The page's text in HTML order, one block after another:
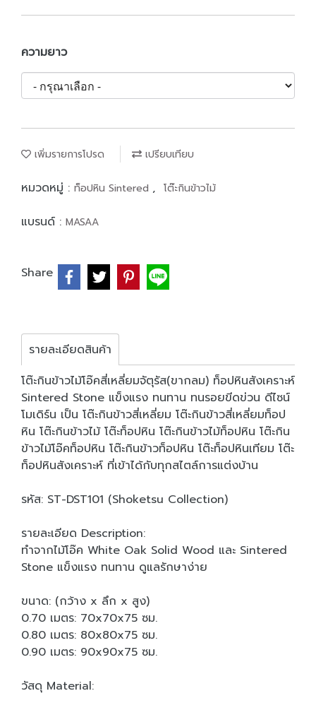
ความยาว
เพิ่มรายการโปรด เปรียบเทียบ
หมวดหมู่ : ท็อปหิน Sintered , โต๊ะกินข้าวไม้
แบรนด์ : MASAA
Share
รายละเอียดสินค้า
โต๊ะกินข้าวไม้โอ๊คสี่เหลี่ยมจัตุรัส(ขากลม) ท็อปหินสังเคราะห์
Sintered Stone แข็งแรง ทนทาน ทนรอยขีดข่วน ดีไซน์
โมเดิร์น เป็น โต๊ะกินข้าวสี่เหลี่ยม โต๊ะกินข้าวสี่เหลี่ยมท็อป
หิน โต๊ะกินข้าวไม้ โต๊ะท็อปหิน โต๊ะกินข้าวไม้ท็อปหิน โต๊ะกิน
ข้าวไม้โอ๊คท็อปหิน โต๊ะกินข้าวท็อปหิน โต๊ะท็อปหินเทียม โต๊ะ
ท็อปหินสังเคราะห์ ที่เข้าได้กับทุกสไตล์การแต่งบ้าน
รหัส: ST-DST101 (Shoketsu Collection)
รายละเอียด Description:
ทำจากไม้โอ๊ค White Oak Solid Wood และ Sintered
Stone แข็งแรง ทนทาน ดูแลรักษาง่าย
ขนาด: (กว้าง x ลึก x สูง)
0.70 เมตร: 70x70x75 ซม.
0.80 เมตร: 80x80x75 ซม.
0.90 เมตร: 90x90x75 ซม.
วัสดุ Material: